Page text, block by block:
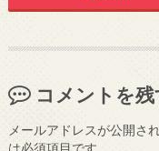
コメントを残
メールアドレスが公開さ
は必須項目です